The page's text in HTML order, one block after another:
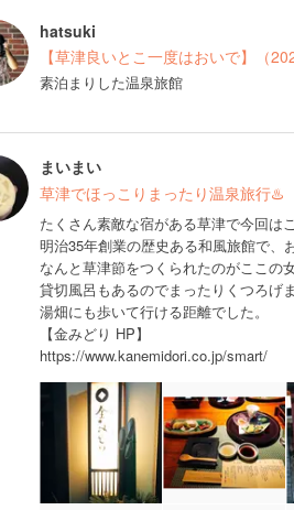
hatsuki
【草津良いとこ一度はおいで】（
素泊まりした温泉旅館
まいまい
草津でほっこりまったり温泉旅行♨️
たくさん素敵な宿がある草津で今回は
明治35年創業の歴史ある和風旅館で
なんと草津節をつくられたのがここの
貸切風呂もあるのでまったりくつろげま
湯畑にも歩いて行ける距離でした。
【金みどり HP】
https://www.kanemidori.co.jp/smart/